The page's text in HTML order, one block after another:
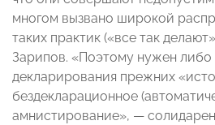
многом вызвано широкой
таких практик («все так
Зарипов. «Поэтому нужен
декларирования прежних
бездекларационное
амнистирование», —